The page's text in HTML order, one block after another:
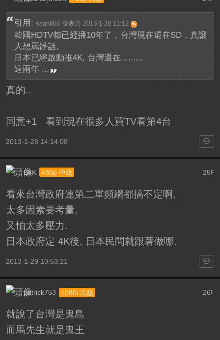
引用: sean666 發表於 2013-1-28 11:12
韓國HDTV都已經播10年了，台灣現在還在SD，真讓
人想罵髒話。
日本已經啟動推4K, 台灣還在.........
這兩年 ...
真的..
同意+1 看到現在很多人買TV看第4台
2013-1-28 14:14:08
25 F
B4K 480p 中級
看來台灣政府連第二單頻網都搞不定啊,
太多因素要考量,
又怕太多壓力.
日本政府定 4K後, 日本民間就跟著做哪.
2013-1-29 10:53:21
26 F
patrick753 1080i 高級
就說了台灣是鬼島
而馬先生就是鬼王